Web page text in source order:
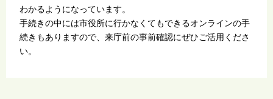
わかるようになっています。
手続きの中には市役所に行かなくてもできるオンラインの手
続きもありますので、来庁前の事前確認にぜひご活用くださ
い。